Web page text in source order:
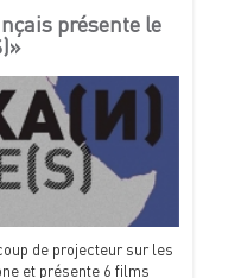
présente le
de projecteur sur les
et présente 6 films